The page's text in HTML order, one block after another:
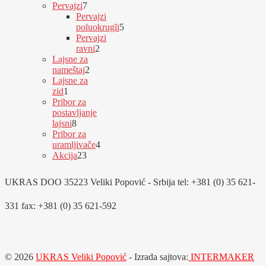
proizvoda
Pervajzi77
proizvoda
Pervajzi
poluokrugli5
5
proizvoda
Pervajzi
ravni2
2
proizvoda
Lajsne za
nameštaj2
Lajsne za
zid1
proizvod
Pribor za
postavljanje
lajsni88
proizvoda
Pribor za
uramljivače4
4
Akcija2323
UKRAS DOO 35223 Veliki Popović - Srbija tel: +381 (0) 35 621-
331 fax: +381 (0) 35 621-592
© 2026 UKRAS Veliki Popović - Izrada sajtova: INTERMAKER